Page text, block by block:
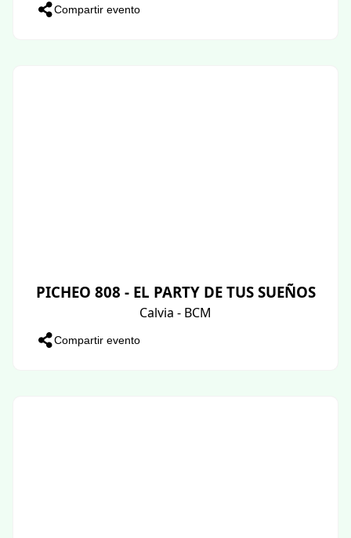
Compartir evento
PICHEO 808 - EL PARTY DE TUS SUEÑOS
Calvia - BCM
Compartir evento